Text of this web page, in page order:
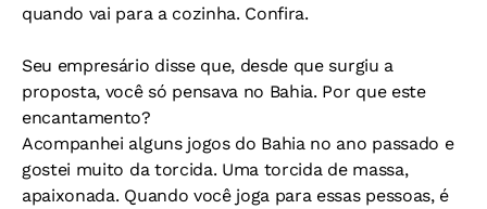
quando vai para a cozinha. Confira.
Seu empresário disse que, desde que surgiu a
proposta, você só pensava no Bahia. Por que este
encantamento?
Acompanhei alguns jogos do Bahia no ano passado e
gostei muito da torcida. Uma torcida de massa,
apaixonada. Quando você joga para essas pessoas, é